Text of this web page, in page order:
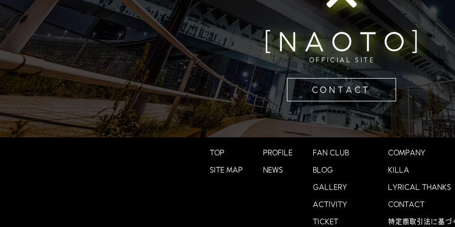
[NAOTO]
OFFICIAL SITE
CONTACT
TOP
SITE MAP
PROFILE
NEWS
FAN CLUB
BLOG
GALLERY
ACTIVITY
TICKET
COMPANY
KILLA
LYRICAL THANKS
CONTACT
特定商取引法に基づ